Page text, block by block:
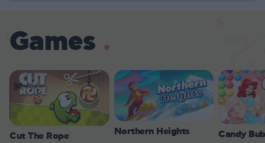
Games
Cut The Rope Northern Heights Candy